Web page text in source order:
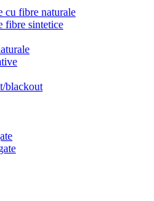
cu fibre naturale
fibre sintetice
blackout